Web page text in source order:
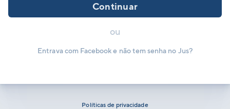
Continuar
ou
Entrava com Facebook e não tem senha no Jus?
Políticas de privacidade